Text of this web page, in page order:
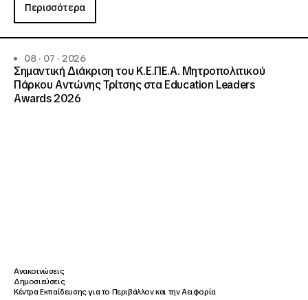
Περισσότερα
08 · 07 · 2026
Σημαντική Διάκριση του Κ.Ε.ΠΕ.Α. Μητροπολιτικού
Πάρκου Αντώνης Τρίτσης στα Education Leaders
Awards 2026
Ανακοινώσεις
Δημοσιεύσεις
Κέντρα Εκπαίδευσης για το Περιβάλλον και την Αειφορία